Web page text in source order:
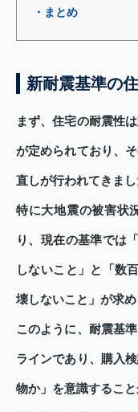
・まとめ
新耐震基準の
まず、住宅の耐震性
が定められており、
直しが行われてきまし
特に大地震の被害状
り、現在の基準では
しないこと」と「数
壊しないこと」が求め
このように、耐震基
ラインであり、購入
物か」を意識すること